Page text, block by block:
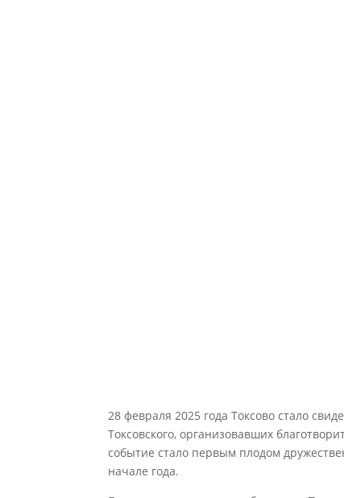
28 февраля 2025 года Токсово стало
Токсовского, организовавших
событие стало первым плодом
начале года.